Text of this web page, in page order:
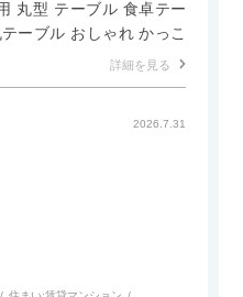
丸型 テーブル 食卓テー
ーブル おしゃれ かっこ
詳細を見る
2026.7.31